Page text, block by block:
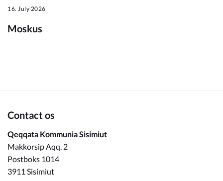
16. July 2026
Moskus
Contact os
Qeqqata Kommunia Sisimiut
Makkorsip Aqq. 2
Postboks 1014
3911 Sisimiut